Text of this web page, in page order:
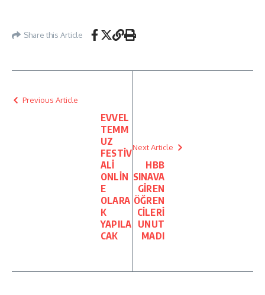
Share this Article
Previous Article
EVVEL
TEMM
UZ
FESTİV
ALİ
ONLİN
E
OLARA
K
YAPILA
CAK
Next Article
HBB
SINAVA
GİREN
ÖĞREN
CİLERİ
UNUT
MADI